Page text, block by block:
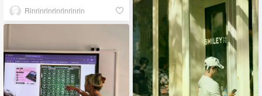
Rinrinrinrinrinrinrin